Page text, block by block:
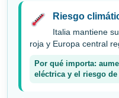
Riesgo
Italia mantiene
roja y Europa central
Por qué importa:
eléctrica y el riesgo